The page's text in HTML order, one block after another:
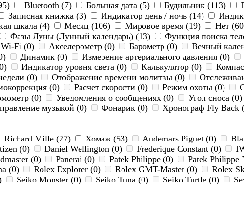
Bluetooth (7) Большая дата (5) Будильник (113)
Записная книжка (3) Индикатор день / ночь (14)
шкала (4) Месяц (106) Мировое время (19) Нет
Фазы Луны (Лунный календарь) (13) Функция поиска
Wi-Fi (0) Акселерометр (0) Барометр (0) Вечный
Динамик (0) Измерение артериального давления (0)
Индикатор уровня света (0) Калькулятор (0)
(0) Отображение времени молитвы (0)
(0) Расчет скорости (0) Режим охоты (0)
(0) Уведомления о сообщениях (0) Угол сноса (0)
музыкой (0) Фонарик (0) Хронограф Fly Back
Richard Mille (27) Хомаж (53) Audemars Piguet (0)
(0) Daniel Wellington (0) Frederique Constant (0)
(0) Panerai (0) Patek Philippe (0) Patek Philippe
(0) Rolex Explorer (0) Rolex GMT-Master (0) Rolex
Seiko Monster (0) Seiko Tuna (0) Seiko Turtle (0)